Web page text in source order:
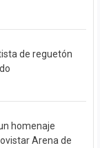
de reguetón
homenaje
Arena de